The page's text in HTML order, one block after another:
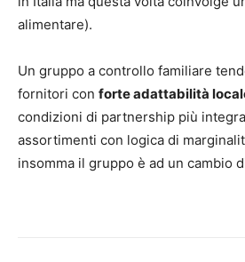
alimentare).
Un gruppo a controllo familiare
fornitori con forte adattabilità
condizioni di partnership più
assortimenti con logica di
insomma il gruppo è ad un cambio